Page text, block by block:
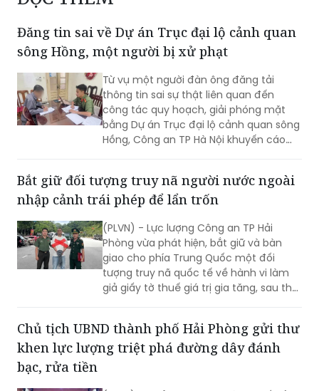
đêm ở Bắc Ninh
ĐỌC THÊM
Đăng tin sai về Dự án Trục đại lộ cảnh quan
sông Hồng, một người bị xử phạt
Từ vụ một người đàn ông đăng tải
thông tin sai sự thật liên quan đến
bằng Dự án Trục đại lộ cảnh quan sông
Hồng, Công an TP Hà Nội khuyến cáo
người dân cần kiểm chứng nguồn tin
trước khi bình luận, chia sẻ trên mạng
xã hội, tránh tiếp tay cho tin giả và vi
phạm pháp luật.
Bắt giữ đối tượng truy nã người nước ngoài
nhập cảnh trái phép để lẩn trốn
(PLVN) - Lực lượng Công an TP Hải
Phòng vừa phát hiện, bắt giữ và bàn
tượng truy nã quốc tế về hành vi làm
giả giấy tờ thuế giá trị gia tăng, sau thời
gian lẩn trốn trên địa bàn thành phố.
Chủ tịch UBND thành phố Hải Phòng gửi thư